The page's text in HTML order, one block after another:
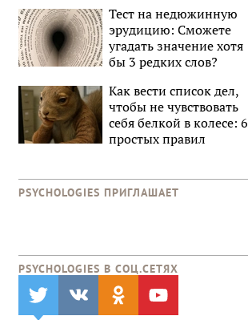
Тест на недюжинную
эрудицию: Сможете
угадать значение хотя
бы 3 редких слов?
Как вести список дел,
чтобы не чувствовать
себя белкой в колесе: 6
простых правил
PSYCHOLOGIES ПРИГЛАШАЕТ
PSYCHOLOGIES В CОЦ.СЕТЯХ